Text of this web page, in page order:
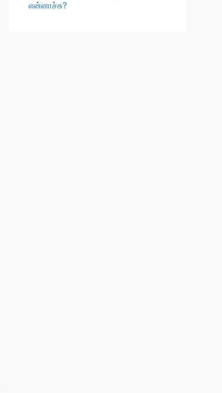
என்னாச்சு?